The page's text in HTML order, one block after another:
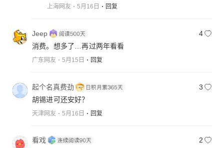
上海网友 5月16日 回复
Jeep
4
消费。想多了…再过两年看看
广东网友 5月15日 回复
起个名真费劲
3
胡锡进可还安好？
天津网友 5月16日 回复
看戏
2